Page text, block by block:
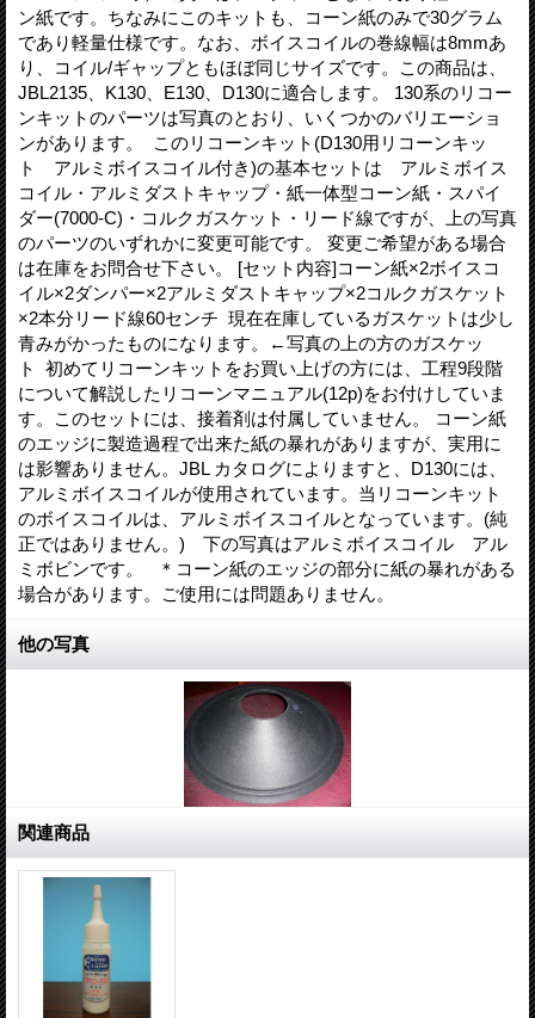
ン紙です。ちなみにこのキットも、コーン紙のみで30グラム
であり軽量仕様です。なお、ボイスコイルの巻線幅は8mmあ
り、コイル/ギャップともほぼ同じサイズです。この商品は、
JBL2135、K130、E130、D130に適合します。 130系のリコー
ンキットのパーツは写真のとおり、いくつかのバリエーショ
ンがあります。 このリコーンキット(D130用リコーンキッ
ト アルミボイスコイル付き)の基本セットは アルミボイス
コイル・アルミダストキャップ・紙一体型コーン紙・スパイ
ダー(7000-C)・コルクガスケット・リード線ですが、上の写真
のパーツのいずれかに変更可能です。 変更ご希望がある場合
は在庫をお問合せ下さい。 [セット内容]コーン紙×2ボイスコ
イル×2ダンパー×2アルミダストキャップ×2コルクガスケット
×2本分リード線60センチ 現在在庫しているガスケットは少し
青みがかったものになります。←写真の上の方のガスケッ
ト 初めてリコーンキットをお買い上げの方には、工程9段階
について解説したリコーンマニュアル(12p)をお付けしていま
す。このセットには、接着剤は付属していません。 コーン紙
のエッジに製造過程で出来た紙の暴れがありますが、実用に
は影響ありません。JBL カタログによりますと、D130には、
アルミボイスコイルが使用されています。当リコーンキット
のボイスコイルは、アルミボイスコイルとなっています。(純
正ではありません。) 下の写真はアルミボイスコイル アル
ミボビンです。 ＊コーン紙のエッジの部分に紙の暴れがある
場合があります。ご使用には問題ありません。
他の写真
関連商品